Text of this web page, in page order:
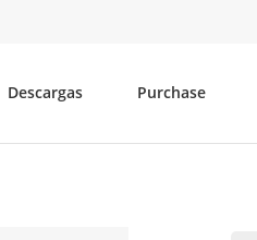
Descargas Purchase